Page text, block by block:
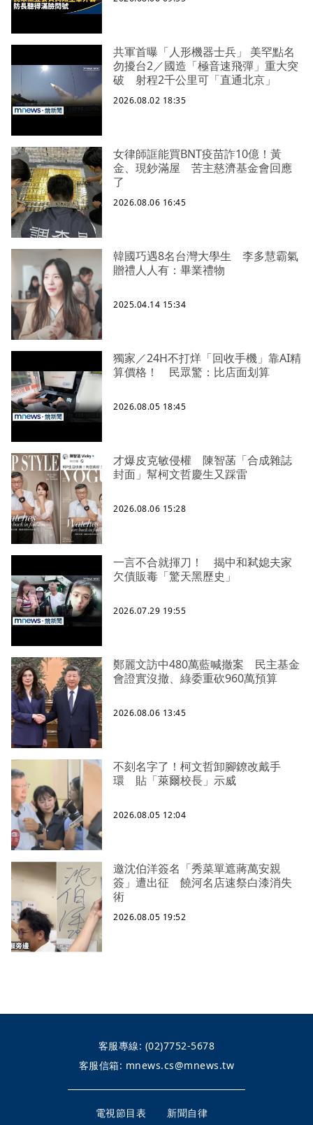
共軍首曝「人形機器士兵」 美罕點名
勿擾台2／國造「極音速飛彈」重大突
破 射程2千公里可「直通北京」
2026.08.02 18:35
女律師誆能買BNT疫苗詐10億！黃
金、現鈔滿屋 苦主慈濟基金會回應
了
2026.08.06 16:45
韓國巧遇8名台灣大學生 李多慧霸氣
贈禮人人有：畢業禮物
2025.04.14 15:34
獨家／24H不打烊「回收手機」靠AI精
算價格！ 民眾驚：比店面划算
2026.08.05 18:45
才爆皮克敏侵權 陳智菡「合成雜誌
封面」幫柯文哲慶生又踩雷
2026.08.06 15:28
一言不合就揮刀！ 揭中和弒媳夫家
欠債販毒「驚天黑歷史」
2026.07.29 19:55
鄭麗文訪中480萬藍喊撤案 民主基金
會證實沒撤、綠委重砍960萬預算
2026.08.06 13:45
不刻名字了！柯文哲卸腳鐐改戴手
環 貼「萊爾校長」示威
2026.08.05 12:04
邀沈伯洋簽名「秀菜單遮蔣萬安親
簽」遭出征 饒河名店速祭白漆消失
術
2026.08.05 19:52
客服專線: (02)7752-5678
客服信箱: mnews.cs@mnews.tw
電視節目表 新聞自律